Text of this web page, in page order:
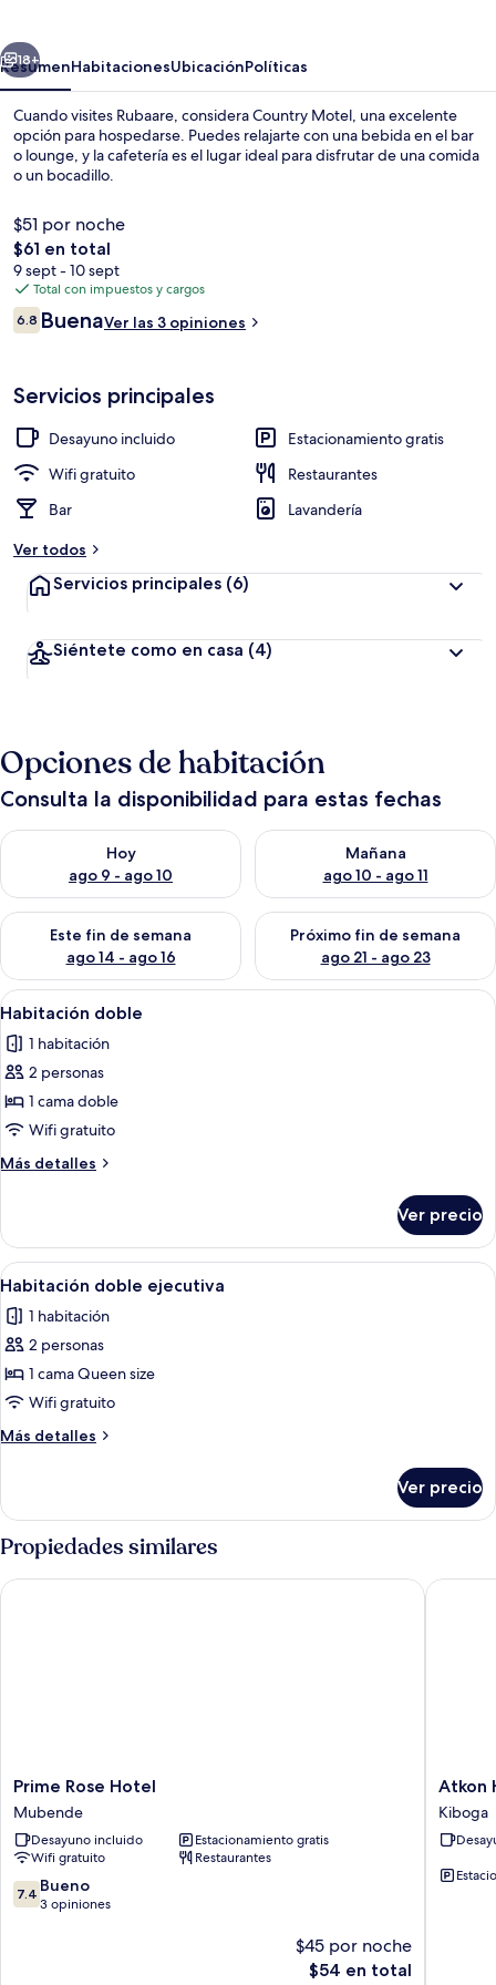
Siguiente
18+
ResumenHabitacionesUbicaciónPolíticas
Cuando visites Rubaare, considera Country Motel, una excelente
opción para hospedarse. Puedes relajarte con una bebida en el bar
o lounge, y la cafetería es el lugar ideal para disfrutar de una comida
o un bocadillo.
$51 por noche
El
precio
total
es
de
$61 en total
9 sept - 10 sept
Total con impuestos y cargos
Opiniones
6.86.8 de 10,
BuenaVer las 3 opiniones
Servicios principales
Desayuno incluido
Estacionamiento gratis
Wifi gratuito
Restaurantes
Bar
Lavandería
Ver todos
Servicios principales (6)
Siéntete como en casa (4)
Opciones de habitación
Consulta la disponibilidad para estas fechas
Hoy
ago 9 - ago 10
Consulta la disponibilidad para hoy ago 9 - ago 10
Mañana
ago 10 - ago 11
Consulta la disponibilidad
Este fin de semana
ago 14 - ago 16
Consulta la disponibilidad para este fin de semana ago 14 -
Próximo fin de semana
ago 21 - ago 23
Consulta la disponibilidad
Abrir
todas
las
fotos
de
Habitación
doble
Una cama bien hecha con cabecera
4
Habitación doble
1 habitación
2 personas
1 cama doble
Wifi gratuito
Más detalles
Más
doble
Ver precio
Abrir
todas
las
fotos
de
Habitación
doble
ejecutiva
Un dormitorio con cabecera de
4
Habitación doble ejecutiva
1 habitación
2 personas
1 cama Queen size
Wifi gratuito
Más detalles
Más
doble
ejecutiva
Ver precio
Propiedades similares
Prime
Rose
Hotel
Mubende
Prime Rose Hotel
Mubende
Desayuno incluido
Estacionamiento gratis
Wifi gratuito
Restaurantes
7.4
de
7.4 Bueno
3 opiniones
$45 por noche
El
$54 en total
Prime Rose Hotel
Atkon
Hotel
Kiboga
Atkon
Kiboga
Atkon